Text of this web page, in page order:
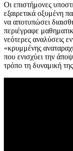
Οι επιστήμονες
εξαιρετικά οξυμένη
να αποτυπώσει
περιέγραφε
νεότερες αναλύσεις
«κρυμμένης
που ενισχύει την
τρόπο τη δυναμική